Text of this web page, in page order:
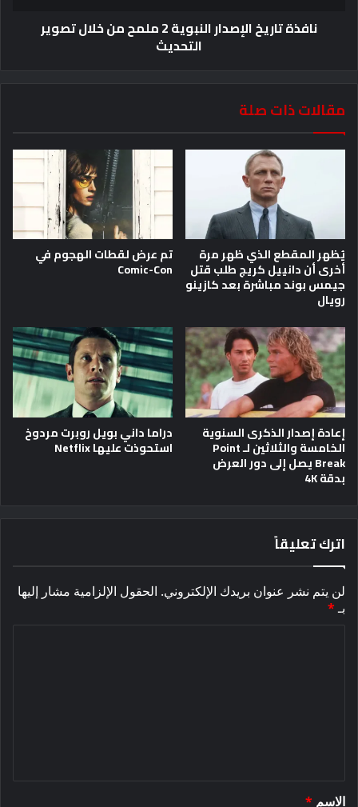
نافذة تاريخ الإصدار النبوية 2 ملمح من خلال تصوير
التحديث
مقالات ذات صلة
يُظهر المقطع الذي ظهر مرة
أخرى أن دانييل كريج طلب قتل
جيمس بوند مباشرة بعد كازينو
رويال
تم عرض لقطات الهجوم في
Comic-Con
إعادة إصدار الذكرى السنوية
الخامسة والثلاثين لـ Point
Break يصل إلى دور العرض
بدقة 4K
دراما داني بويل روبرت مردوخ
استحوذت عليها Netflix
اترك تعليقاً
لن يتم نشر عنوان بريدك الإلكتروني. الحقول الإلزامية مشار إليها
بـ*
الاسم *